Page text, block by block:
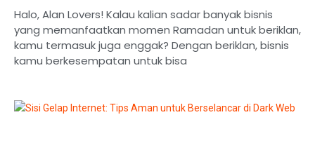
Halo, Alan Lovers! Kalau kalian sadar banyak bisnis
yang memanfaatkan momen Ramadan untuk beriklan,
kamu termasuk juga enggak? Dengan beriklan, bisnis
kamu berkesempatan untuk bisa